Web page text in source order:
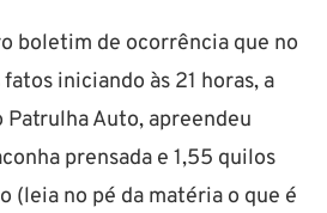
boletim de ocorrência que no
iniciando às 21 horas, a
Patrulha Auto, apreendeu
prensada e 1,55 quilos
(leia no pé da matéria o que é